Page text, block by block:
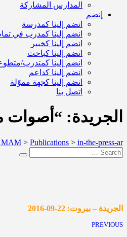
المدارس المشاركة
إنضم
انضم إلينا كمدرسة
انضم إلينا كمدرب في
انضم إلينا كخبير
انضم إلينا كباحث
انضم إلينا كمتدرب/
انضم إلينا كداعم
انضم إلينا كجهة مموّلة
اتصل بنا
الجريدة: “أصوات
> Publications > in-the-press-ar
الجريدة – بيروت: 22-09-2016
PREVIOUS